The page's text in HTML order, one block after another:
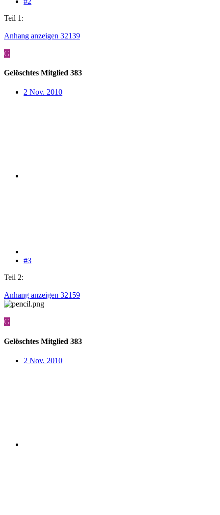
Teil 1:
Anhang anzeigen 32139
G
Gelöschtes Mitglied 383
2 Nov. 2010
#3
Teil 2:
Anhang anzeigen 32159
G
Gelöschtes Mitglied 383
2 Nov. 2010